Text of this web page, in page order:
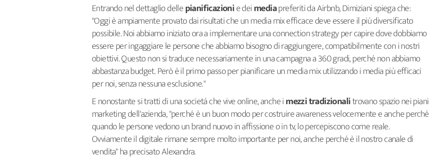
Entrando nel dettaglio dellepianificazionie deimediapreferiti da Airbnb, Dimiziani spiega che:
"Oggi è ampiamente provato dai risultati che un media mix efficace deve essere il più diversificato
possibile. Noi abbiamo iniziato ora a implementare una connection strategy per capire dove dobbiamo
essere per ingaggiare le persone che abbiamo bisogno di raggiungere, compatibilmente con i nostri
obiettivi. Questo non si traduce necessariamente in una campagna a 360 gradi, perché non abbiamo
abbastanza budget. Però è il primo passo per pianificare un media mix utilizzando i media più efficaci
per noi, senza nessuna esclusione."
E nonostante si tratti di una società che vive online, anche imezzi tradizionalitrovano spazio nei piani
marketing dell'azienda,"perché è un buon modo per costruire awareness velocemente e anche perché
quando le persone vedono un brand nuovo in affissione o in tv, lo percepiscono come reale.
Ovviamente il digitale rimane sempre molto importante per noi, anche perché è il nostro canale di
vendita" ha precisato Alexandra.